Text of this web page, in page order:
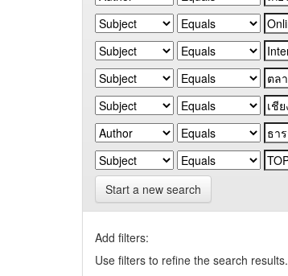
Start a new search
Add filters:
Use filters to refine the search results.